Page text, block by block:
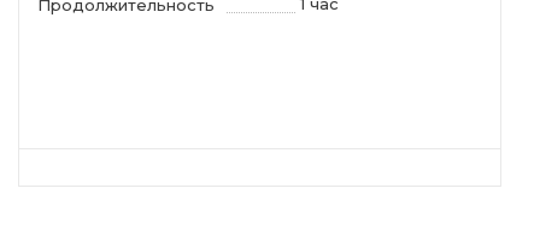
Продолжительность